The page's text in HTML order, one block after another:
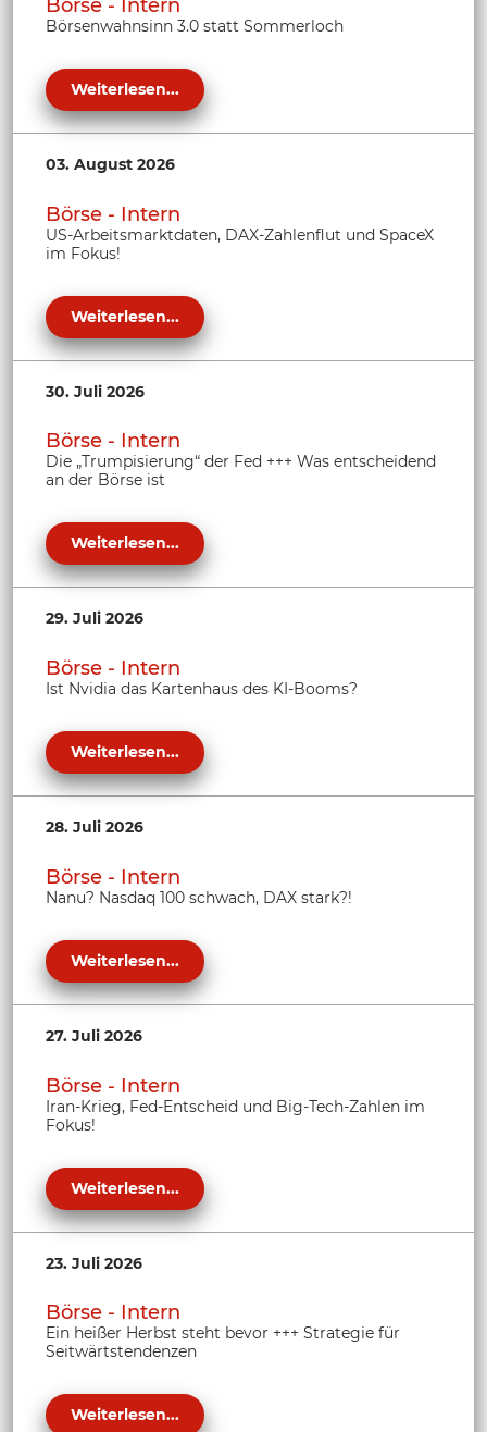
Börse - Intern
Börsenwahnsinn 3.0 statt Sommerloch
Weiterlesen...
03. August 2026
Börse - Intern
US-Arbeitsmarktdaten, DAX-Zahlenflut und SpaceX
im Fokus!
Weiterlesen...
30. Juli 2026
Börse - Intern
Die „Trumpisierung“ der Fed +++ Was entscheidend
an der Börse ist
Weiterlesen...
29. Juli 2026
Börse - Intern
Ist Nvidia das Kartenhaus des KI-Booms?
Weiterlesen...
28. Juli 2026
Börse - Intern
Nanu? Nasdaq 100 schwach, DAX stark?!
Weiterlesen...
27. Juli 2026
Börse - Intern
Iran-Krieg, Fed-Entscheid und Big-Tech-Zahlen im
Fokus!
Weiterlesen...
23. Juli 2026
Börse - Intern
Ein heißer Herbst steht bevor +++ Strategie für
Seitwärtstendenzen
Weiterlesen...